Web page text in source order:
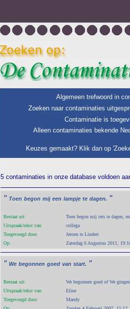
Algemeen trefwoord in
Zoeken naar contaminaties
Contaminatie is
Alleen contaminaties bekende
Keuzes gemaakt? Klik dan op
5 contaminaties in onze database voldoen
" Toen begon mij een lampje te dagen. "
Bestaat uit:
Toen begon mij iets te dagen,
Uitspraak/tekst van:
collega
Toegevoegd door:
Jeroen te Lindert
Op:
Zaterdag 6 Augustus 2011,
" We begonnen goed van start. "
Bestaat uit:
We begonnen goed of We
Uitspraak/tekst van:
Eline
Toegevoegd door:
Mandy